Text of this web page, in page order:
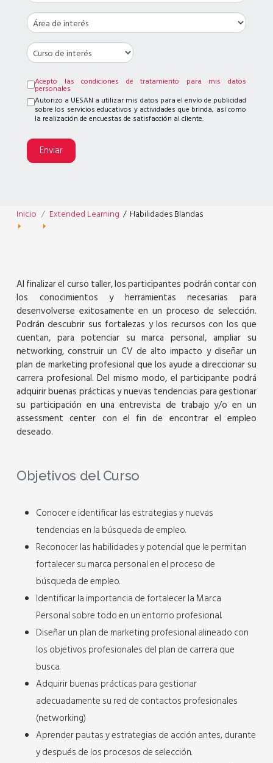
Acepto las condiciones de tratamiento para mis datos
personales
Autorizo a UESAN a utilizar mis datos para el envío de publicidad
sobre los servicios educativos y actividades que brinda, así como
la realización de encuestas de satisfacción al cliente.
Enviar
Inicio Extended Learning / Habilidades Blandas
Al finalizar el curso taller, los participantes podrán contar con
los conocimientos y herramientas necesarias para
desenvolverse exitosamente en un proceso de selección.
Podrán descubrir sus fortalezas y los recursos con los que
cuentan, para potenciar su marca personal, ampliar su
networking, construir un CV de alto impacto y diseñar un
plan de marketing profesional que los ayude a direccionar su
carrera profesional. Del mismo modo, el participante podrá
adquirir buenas prácticas y nuevas tendencias para gestionar
su participación en una entrevista de trabajo y/o en un
assessment center con el fin de encontrar el empleo
deseado.
Objetivos del Curso
Conocer e identificar las estrategias y nuevas
tendencias en la búsqueda de empleo.
Reconocer las habilidades y potencial que le permitan
fortalecer su marca personal en el proceso de
búsqueda de empleo.
Identificar la importancia de fortalecer la Marca
Personal sobre todo en un entorno profesional.
Diseñar un plan de marketing profesional alineado con
los objetivos profesionales del plan de carrera que
busca.
Adquirir buenas prácticas para gestionar
adecuadamente su red de contactos profesionales
(networking)
Aprender pautas y estrategias de acción antes, durante
y después de los procesos de selección.